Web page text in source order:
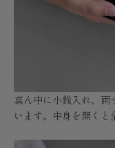
真ん中に小銭入れ、両
います。中身を開くと